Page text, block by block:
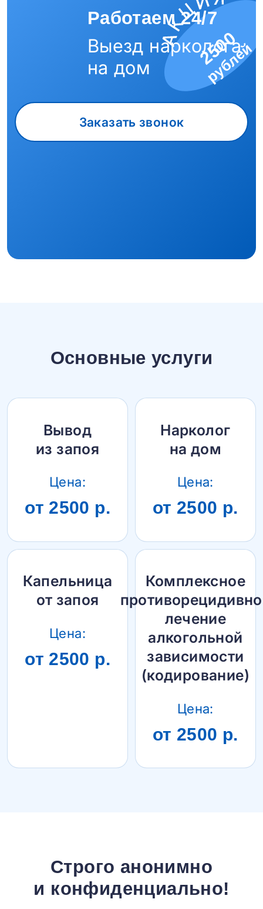
2500
рублей
Работаем 24/7
Выезд нарколога
на дом
Заказать звонок
Основные услуги
Вывод
из запоя
Цена:
от 2500 р.
Нарколог
на дом
Цена:
от 2500 р.
Капельница
от запоя
Цена:
от 2500 р.
Комплексное
лечение
алкогольной
зависимости
(кодирование)
Цена:
от 2500 р.
Строго анонимно
и конфиденциально!